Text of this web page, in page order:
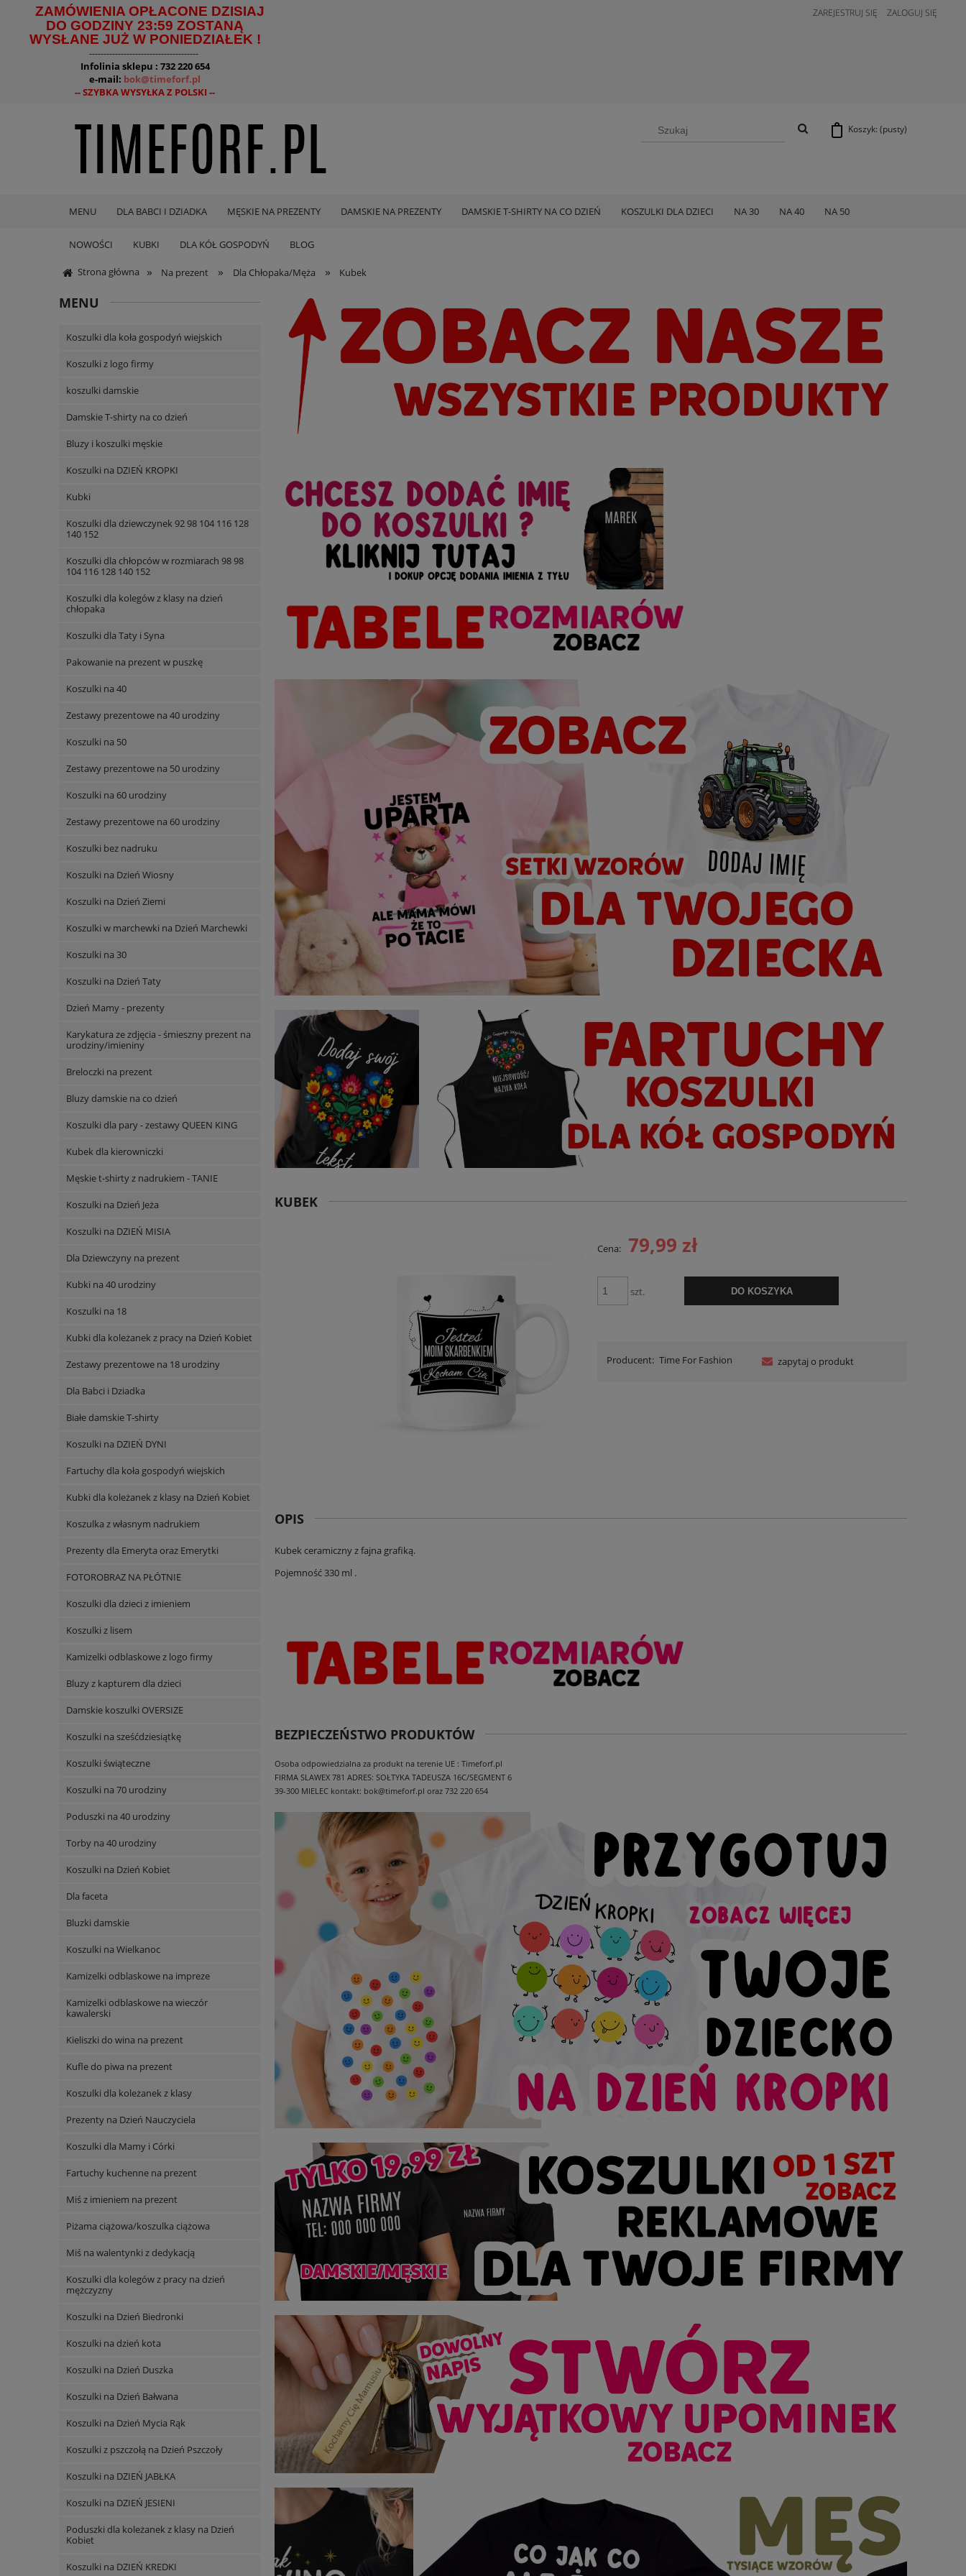
ZAMÓWIENIA OPŁACONE DZISIAJ
DO GODZINY 23:59 ZOSTANĄ
WYSŁANE JUŻ W PONIEDZIAŁEK !
--------------------------------------
Infolinia sklepu : 732 220 654
e-mail: bok@timeforf.pl
-- SZYBKA WYSYŁKA Z POLSKI --
ZAREJESTRUJ SIĘ ZALOGUJ SIĘ
Koszyk: (pusty)
MENU DLA BABCI I DZIADKA MĘSKIE NA PREZENTY DAMSKIE NA PREZENTY DAMSKIE T-SHIRTY NA CO DZIEŃ KOSZULKI DLA DZIECI NA 30 NA 40 NA 50
NOWOŚCI KUBKI DLA KÓŁ GOSPODYŃ BLOG
Strona główna » Na prezent » Dla Chłopaka/Męża » Kubek
MENU
Koszulki dla koła gospodyń wiejskich
Koszulki z logo firmy
koszulki damskie
Damskie T-shirty na co dzień
Bluzy i koszulki męskie
Koszulki na DZIEŃ KROPKI
Kubki
Koszulki dla dziewczynek 92 98 104 116 128
140 152
Koszulki dla chłopców w rozmiarach 98 98
104 116 128 140 152
Koszulki dla kolegów z klasy na dzień
chłopaka
Koszulki dla Taty i Syna
Pakowanie na prezent w puszkę
Koszulki na 40
Zestawy prezentowe na 40 urodziny
Koszulki na 50
Zestawy prezentowe na 50 urodziny
Koszulki na 60 urodziny
Zestawy prezentowe na 60 urodziny
Koszulki bez nadruku
Koszulki na Dzień Wiosny
Koszulki na Dzień Ziemi
Koszulki w marchewki na Dzień Marchewki
Koszulki na 30
Koszulki na Dzień Taty
Dzień Mamy - prezenty
Karykatura ze zdjęcia - śmieszny prezent na
urodziny/imieniny
Breloczki na prezent
Bluzy damskie na co dzień
Koszulki dla pary - zestawy QUEEN KING
Kubek dla kierowniczki
Męskie t-shirty z nadrukiem - TANIE
Koszulki na Dzień Jeża
Koszulki na DZIEŃ MISIA
Dla Dziewczyny na prezent
Kubki na 40 urodziny
Koszulki na 18
Kubki dla koleżanek z pracy na Dzień Kobiet
Zestawy prezentowe na 18 urodziny
Dla Babci i Dziadka
Białe damskie T-shirty
Koszulki na DZIEŃ DYNI
Fartuchy dla koła gospodyń wiejskich
Kubki dla koleżanek z klasy na Dzień Kobiet
Koszulka z własnym nadrukiem
Prezenty dla Emeryta oraz Emerytki
FOTOROBRAZ NA PŁÓTNIE
Koszulki dla dzieci z imieniem
Koszulki z lisem
Kamizelki odblaskowe z logo firmy
Bluzy z kapturem dla dzieci
Damskie koszulki OVERSIZE
Koszulki na sześćdziesiątkę
Koszulki świąteczne
Koszulki na 70 urodziny
Poduszki na 40 urodziny
Torby na 40 urodziny
Koszulki na Dzień Kobiet
Dla faceta
Bluzki damskie
Koszulki na Wielkanoc
Kamizelki odblaskowe na impreze
Kamizelki odblaskowe na wieczór
kawalerski
Kieliszki do wina na prezent
Kufle do piwa na prezent
Koszulki dla koleżanek z klasy
Prezenty na Dzień Nauczyciela
Koszulki dla Mamy i Córki
Fartuchy kuchenne na prezent
Miś z imieniem na prezent
Piżama ciążowa/koszulka ciążowa
Miś na walentynki z dedykacją
Koszulki dla kolegów z pracy na dzień
mężczyzny
Koszulki na Dzień Biedronki
Koszulki na dzień kota
Koszulki na Dzień Duszka
Koszulki na Dzień Bałwana
Koszulki na Dzień Mycia Rąk
Koszulki z pszczołą na Dzień Pszczoły
Koszulki na DZIEŃ JABŁKA
Koszulki na DZIEŃ JESIENI
Poduszki dla koleżanek z klasy na Dzień
Kobiet
Koszulki na DZIEŃ KREDKI
KUBEK
Cena: 79,99 zł
szt. DO KOSZYKA
Producent: Time For Fashion zapytaj o produkt
OPIS
Kubek ceramiczny z fajna grafiką.
Pojemność 330 ml .
BEZPIECZEŃSTWO PRODUKTÓW
Osoba odpowiedzialna za produkt na terenie UE : Timeforf.pl
FIRMA SLAWEX 781 ADRES: SOŁTYKA TADEUSZA 16C/SEGMENT 6
39-300 MIELEC kontakt: bok@timeforf.pl oraz 732 220 654